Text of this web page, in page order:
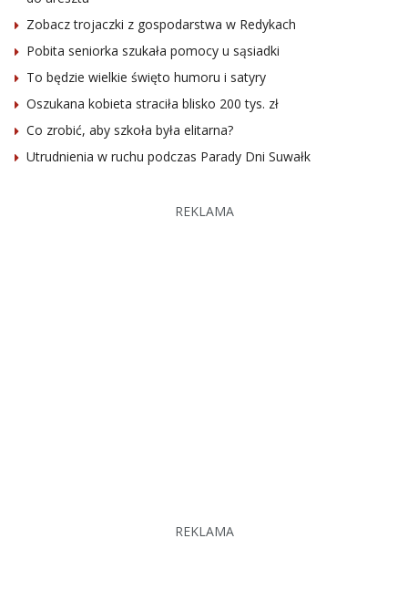
Zobacz trojaczki z gospodarstwa w Redykach
Pobita seniorka szukała pomocy u sąsiadki
To będzie wielkie święto humoru i satyry
Oszukana kobieta straciła blisko 200 tys. zł
Co zrobić, aby szkoła była elitarna?
Utrudnienia w ruchu podczas Parady Dni Suwałk
REKLAMA
REKLAMA